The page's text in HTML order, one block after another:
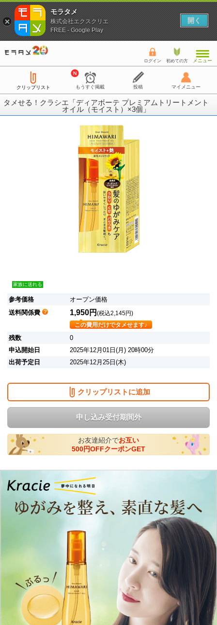
ログイン 初めての方 メニュー
クリップリスト もうすぐ掲載 投稿 マイメニュー
タメせる！クラシエ「ディアボーテ プレミアムトリートメント
オイル（モイスト）×3個」
家族に送れる
参考価格
オープン価格
送料関係費
1,950円 (税込2,145円)
この費用だけでタメせます♪
残数
0
申込開始日
2025年12月01日(月) 20時00分
出荷予定日
2025年12月25日(木)
クリップリストに追加
申し込み受付期間外
お友達紹介でお互い
500円OFFクーポンGET
モラタメ
株式会社エクスクリエ
FREE - Google Play
開く